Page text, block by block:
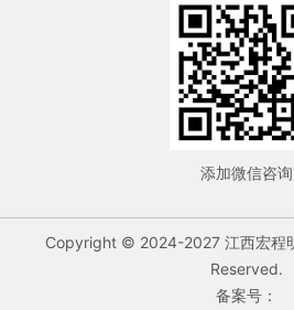
添加微信咨询
Copyright © 2024-2027 江西宏程
Reserved.
备案号：